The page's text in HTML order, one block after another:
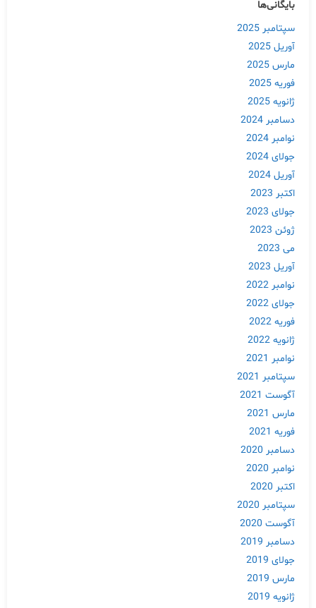
بایگانی‌ها
سپتامبر 2025
آوریل 2025
مارس 2025
فوریه 2025
ژانویه 2025
دسامبر 2024
نوامبر 2024
جولای 2024
آوریل 2024
اکتبر 2023
جولای 2023
ژوئن 2023
می 2023
آوریل 2023
نوامبر 2022
جولای 2022
فوریه 2022
ژانویه 2022
نوامبر 2021
سپتامبر 2021
آگوست 2021
مارس 2021
فوریه 2021
دسامبر 2020
نوامبر 2020
اکتبر 2020
سپتامبر 2020
آگوست 2020
دسامبر 2019
جولای 2019
مارس 2019
ژانویه 2019